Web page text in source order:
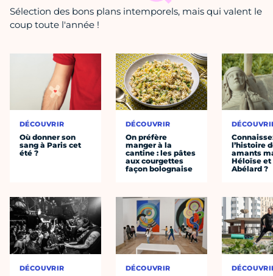
Sélection des bons plans intemporels, mais qui valent le
coup toute l'année !
DÉCOUVRIR
Où donner son
sang à Paris cet
été ?
DÉCOUVRIR
DÉCOUVRIR
On préfère
manger à la
cantine : les pâtes
aux courgettes
façon bolognaise
DÉCOUVRIR
l’histoire
amants
Héloïse et
Abélard ?